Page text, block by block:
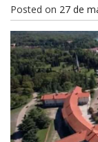
Posted on 27 de